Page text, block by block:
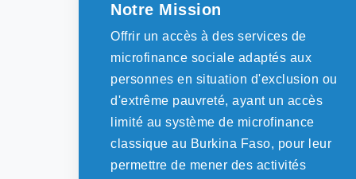
Notre Mission
Offrir un accès à des services de
microfinance sociale adaptés aux
personnes en situation d'exclusion ou
d'extrême pauvreté, ayant un accès
limité au système de microfinance
classique au Burkina Faso, pour leur
permettre de mener des activités